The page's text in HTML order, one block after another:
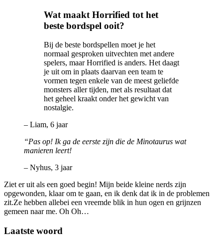
Wat maakt Horrified tot het
beste bordspel ooit?
Bij de beste bordspellen moet je het
normaal gesproken uitvechten met andere
spelers, maar Horrified is anders. Het daagt
je uit om in plaats daarvan een team te
vormen tegen enkele van de meest geliefde
monsters aller tijden, met als resultaat dat
het geheel kraakt onder het gewicht van
nostalgie.
– Liam, 6 jaar
“Pas op! Ik ga de eerste zijn die de Minotaurus wat
manieren leert!
– Nyhus, 3 jaar
Ziet er uit als een goed begin! Mijn beide kleine nerds zijn
opgewonden, klaar om te gaan, en ik denk dat ik in de problemen
zit.Ze hebben allebei een vreemde blik in hun ogen en grijnzen
gemeen naar me. Oh Oh…
Laatste woord